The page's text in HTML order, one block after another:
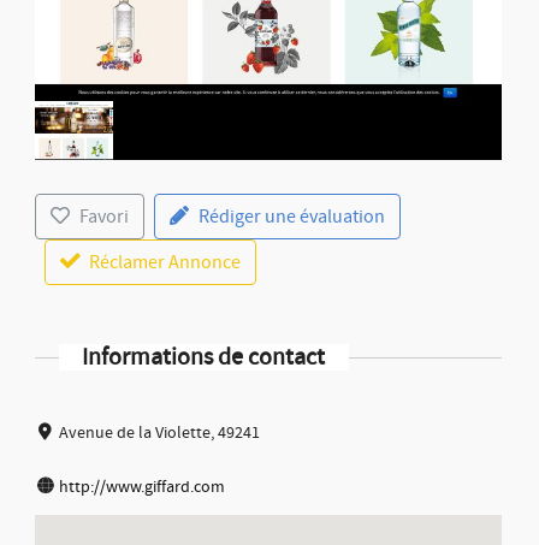
Favori
Rédiger une évaluation
Réclamer Annonce
Informations de contact
Avenue de la Violette, 49241
http://www.giffard.com